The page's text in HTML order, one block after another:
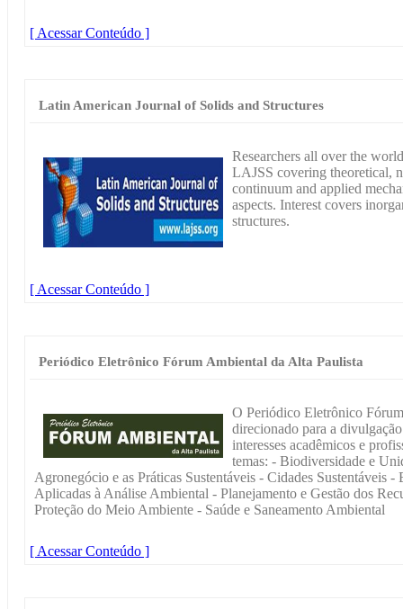
[ Acessar Conteúdo ]
Latin American Journal of Solids and Structures
Researchers all over the
LAJSS covering theoretical,
continuum and applied
aspects. Interest covers
structures.
[ Acessar Conteúdo ]
Periódico Eletrônico Fórum Ambiental da Alta Paulista
O Periódico Eletrônico
direcionado para a
interesses acadêmicos e
temas: - Biodiversidade e
Agronegócio e as Práticas Sustentáveis - Cidades Sustentáveis
Aplicadas à Análise Ambiental - Planejamento e Gestão dos
Proteção do Meio Ambiente - Saúde e Saneamento Ambiental
[ Acessar Conteúdo ]